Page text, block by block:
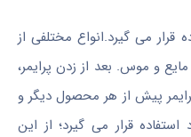
قرار می گیرد.انواع مختلفی از
و موس. بعد از زدن پرایمر،
پیش از هر محصول ديگر و
قرار می گیرد؛ از این